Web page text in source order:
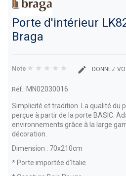
Porte d'intérieur
Braga
Note DONNEZ
Réf.: MN02030016
Simplicité et tradition. La qualité du
perçue à partir de la porte BASIC.
environnements grâce à la large
décoration.
Dimension : 70x210cm
* Porte importée d'Italie